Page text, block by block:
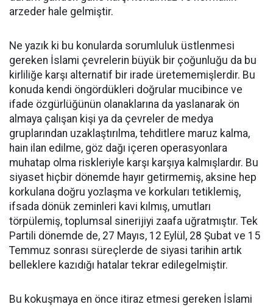
arzeder hale gelmiştir.
Ne yazık ki bu konularda sorumluluk üstlenmesi
gereken İslami çevrelerin büyük bir çoğunluğu da bu
kirliliğe karşı alternatif bir irade üretememişlerdir. Bu
konuda kendi öngördükleri doğrular mucibince ve
ifade özgürlüğünün olanaklarına da yaslanarak ön
almaya çalışan kişi ya da çevreler de medya
gruplarından uzaklaştırılma, tehditlere maruz kalma,
hain ilan edilme, göz dağı içeren operasyonlara
muhatap olma riskleriyle karşı karşıya kalmışlardır. Bu
siyaset hiçbir dönemde hayır getirmemiş, aksine hep
korkulana doğru yozlaşma ve korkuları tetiklemiş,
ifsada dönük zeminleri kavi kılmış, umutları
törpülemiş, toplumsal sinerijiyi zaafa uğratmıştır. Tek
Partili dönemde de, 27 Mayıs, 12 Eylül, 28 Şubat ve 15
Temmuz sonrası süreçlerde de siyasi tarihin artık
belleklere kazıdığı hatalar tekrar edilegelmiştir.
Bu kokuşmaya en önce itiraz etmesi gereken İslami